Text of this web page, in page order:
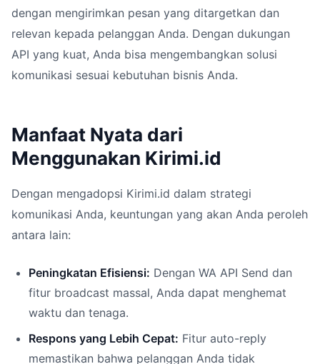
dengan mengirimkan pesan yang ditargetkan dan
relevan kepada pelanggan Anda. Dengan dukungan
API yang kuat, Anda bisa mengembangkan solusi
komunikasi sesuai kebutuhan bisnis Anda.
Manfaat Nyata dari
Menggunakan Kirimi.id
Dengan mengadopsi Kirimi.id dalam strategi
komunikasi Anda, keuntungan yang akan Anda peroleh
antara lain:
Peningkatan Efisiensi: Dengan WA API Send dan
fitur broadcast massal, Anda dapat menghemat
waktu dan tenaga.
Respons yang Lebih Cepat: Fitur auto-reply
memastikan bahwa pelanggan Anda tidak